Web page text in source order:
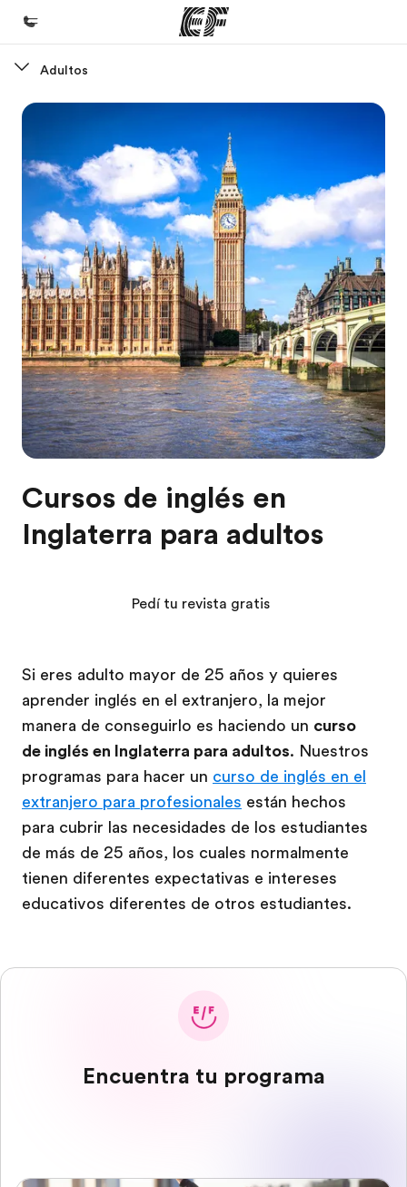
Bienvenido a EF
Ver todo lo que hacemos
Oficinas
Encontrá una oficina
Sobre nosotros
Quiénes somos
Trabajos
Uníte al equipo
Adultos
Cursos de inglés en
Inglaterra para adultos
Si eres adulto mayor de 25 años y quieres
aprender inglés en el extranjero, la mejor
manera de conseguirlo es haciendo un curso
de inglés en Inglaterra para adultos. Nuestros
programas para hacer un curso de inglés en el
extranjero para profesionales están hechos
para cubrir las necesidades de los estudiantes
de más de 25 años, los cuales normalmente
tienen diferentes expectativas e intereses
educativos diferentes de otros estudiantes.
Pedí tu revista gratis
Encuentra tu programa